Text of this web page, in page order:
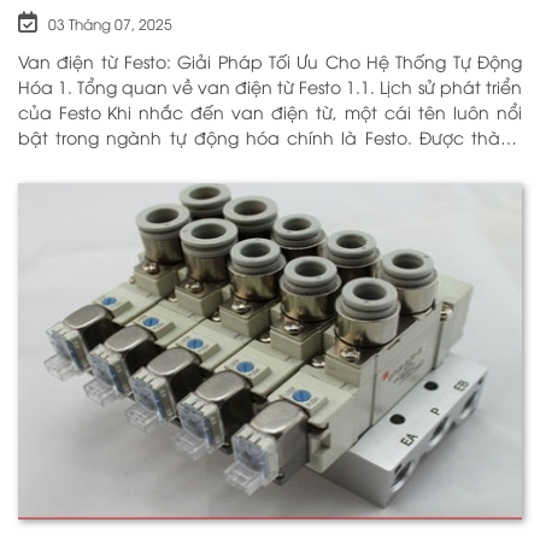
03 Tháng 07, 2025
Van điện từ Festo: Giải Pháp Tối Ưu Cho Hệ Thống Tự Động
Hóa 1. Tổng quan về van điện từ Festo 1.1. Lịch sử phát triển
của Festo Khi nhắc đến van điện từ, một cái tên luôn nổi
bật trong ngành tự động hóa chính là Festo. Được thành